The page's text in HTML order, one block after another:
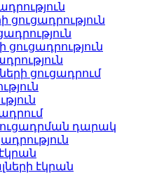
ցուցադրություն
ցուցադրություն
ցուցադրում
դարակ
էկրան